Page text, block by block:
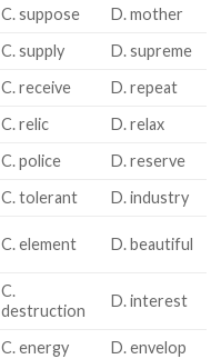
C. suppose
D. mother
C. supply
D. supreme
C. receive
D. repeat
C. relic
D. relax
C. police
D. reserve
C. tolerant D. industry
C. element D. beautiful
C.
destruction
D. interest
C. energy
D. envelop